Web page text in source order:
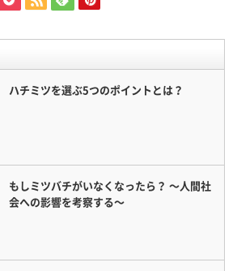
ハチミツを選ぶ5つのポイントとは？
もしミツバチがいなくなったら？ 〜人間社
会への影響を考察する〜